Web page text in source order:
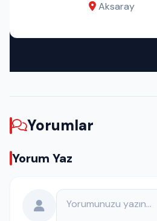
Aksaray
Yorumlar
Yorum Yaz
Yorumunuz